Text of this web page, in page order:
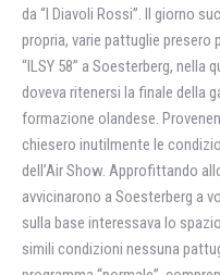
da “I Diavoli Rossi”. Il giorno
propria, varie pattuglie presero
“ILSY 58” a Soesterberg, nella
doveva ritenersi la finale della
formazione olandese.
chiesero inutilmente le
dell’Air Show. Approfittando
avvicinarono a Soesterberg a
sulla base interessava lo
simili condizioni nessuna